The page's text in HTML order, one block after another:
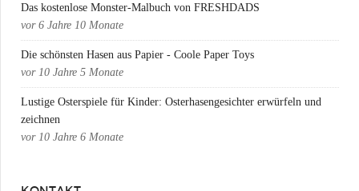
Das kostenlose Monster-Malbuch von FRESHDADS
vor 6 Jahre 10 Monate
Die schönsten Hasen aus Papier - Coole Paper Toys
vor 10 Jahre 5 Monate
Lustige Osterspiele für Kinder: Osterhasengesichter erwürfeln und
zeichnen
vor 10 Jahre 6 Monate